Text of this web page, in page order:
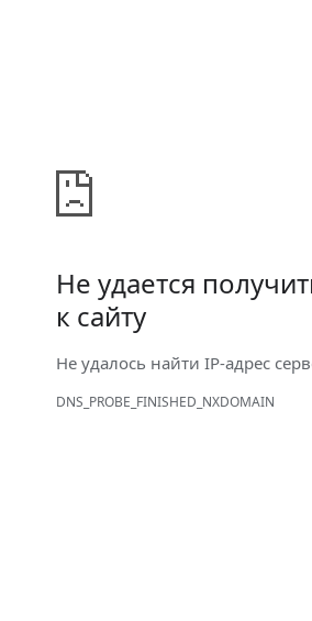
Не удается
к сайту
Не удалось найти IP-адрес
DNS_PROBE_FINISHED_NXDOMAIN